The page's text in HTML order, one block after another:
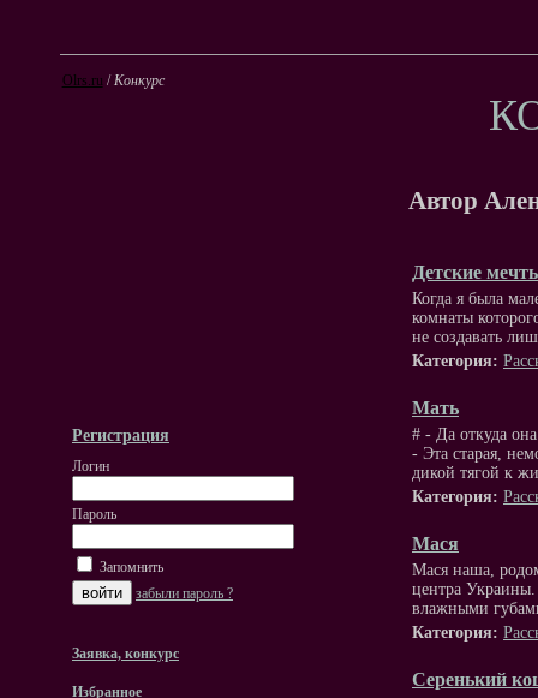
Olrs.ru /Конкурс
Регистрация
Логин
Пароль
Запомнить
забыли пароль ?
Заявка, конкурс
Избранное
Автор
Детские
Когда я была
комнаты
не создавать
Категория:
Мать
# - Да откуда
- Эта старая,
дикой тягой к
Категория:
Мася
Мася наша,
центра Украины.
влажными
Категория:
Серенький